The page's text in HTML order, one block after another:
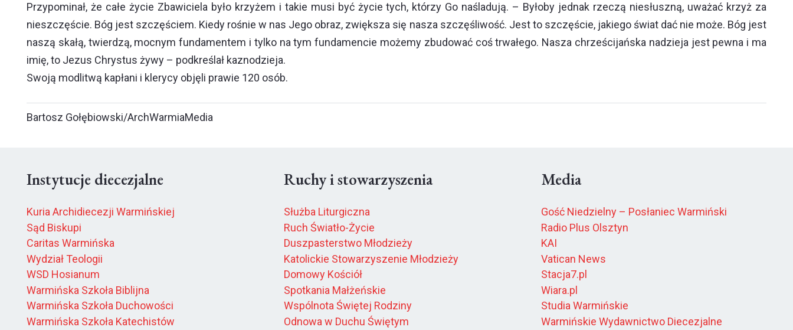
Przypominał, że całe życie Zbawiciela było krzyżem i takie musi być życie tych, którzy Go naśladują. – Byłoby jednak rzeczą niesłuszną, uważać krzyż za
nieszczęście. Bóg jest szczęściem. Kiedy rośnie w nas Jego obraz, zwiększa się nasza szczęśliwość. Jest to szczęście, jakiego świat dać nie może. Bóg jest
naszą skałą, twierdzą, mocnym fundamentem i tylko na tym fundamencie możemy zbudować coś trwałego. Nasza chrześcijańska nadzieja jest pewna i ma
imię, to Jezus Chrystus żywy – podkreślał kaznodzieja.
Swoją modlitwą kapłani i klerycy objęli prawie 120 osób.
Bartosz Gołębiowski/ArchWarmiaMedia
Instytucje diecezjalne
Kuria Archidiecezji Warmińskiej
Sąd Biskupi
Caritas Warmińska
Wydział Teologii
WSD Hosianum
Warmińska Szkoła Biblijna
Warmińska Szkoła Duchowości
Warmińska Szkoła Katechistów
Ruchy i stowarzyszenia
Służba Liturgiczna
Ruch Światło-Życie
Duszpasterstwo Młodzieży
Katolickie Stowarzyszenie Młodzieży
Domowy Kościół
Spotkania Małżeńskie
Wspólnota Świętej Rodziny
Odnowa w Duchu Świętym
Media
Gość Niedzielny – Posłaniec Warmiński
Radio Plus Olsztyn
KAI
Vatican News
Stacja7.pl
Wiara.pl
Studia Warmińskie
Warmińskie Wydawnictwo Diecezjalne